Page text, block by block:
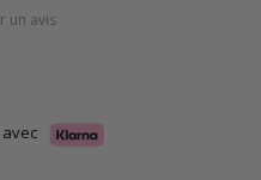
un avis
avec